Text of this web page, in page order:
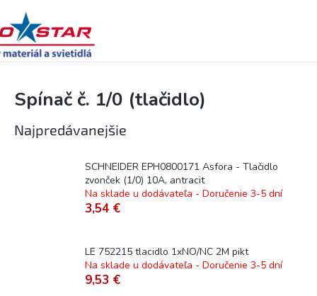
Spínač č. 1/0 (tlačidlo)
Najpredávanejšie
SCHNEIDER EPH0800171 Asfora - Tlačidlo
zvonček (1/0) 10A, antracit
Na sklade u dodávateľa - Doručenie 3-5 dní
3,54 €
LE 752215 tlacidlo 1xNO/NC 2M pikt
Na sklade u dodávateľa - Doručenie 3-5 dní
9,53 €